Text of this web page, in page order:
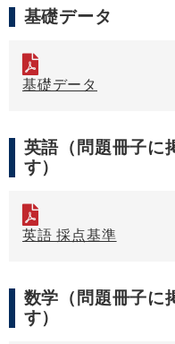
基礎データ
基礎データ
英語（問題冊子に
す）
英語 採点基準
数学（問題冊子に
す）